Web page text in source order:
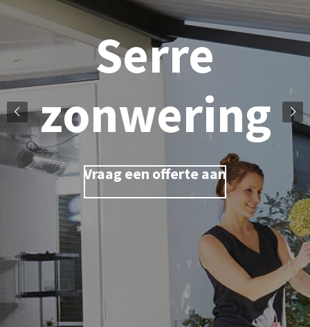
Serre
zonwering
Vraag een offerte aan